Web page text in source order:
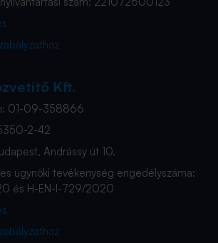
Kft.
01-09-358866
2-42
Andrássy út 10.
ügynöki tevékenység engedélyszáma:
és H-EN-I-729/2020